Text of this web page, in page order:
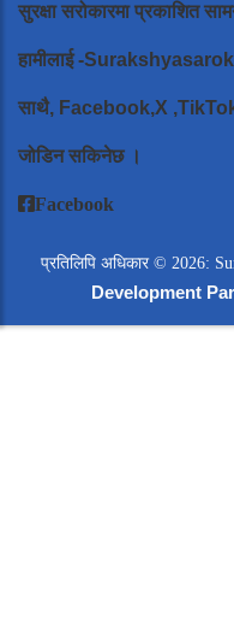
सुरक्षा सरोकारमा प्रकाशित
हामीलाई-
साथै, Facebook,X ,TikTok
जोडिन सकिनेछ ।
Facebook
प्रतिलिपि अधिकार © 2026:
Development